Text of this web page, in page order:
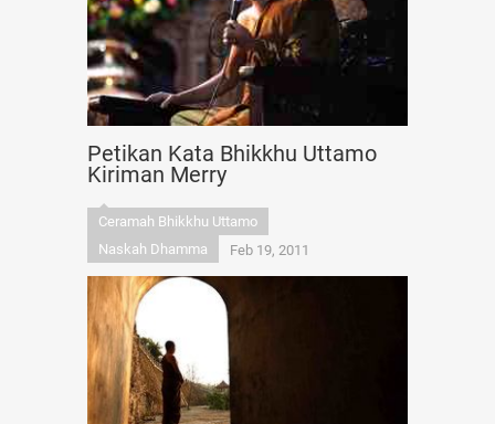
Petikan Kata Bhikkhu Uttamo
Kiriman Merry
Ceramah Bhikkhu Uttamo
Naskah Dhamma
Feb 19, 2011